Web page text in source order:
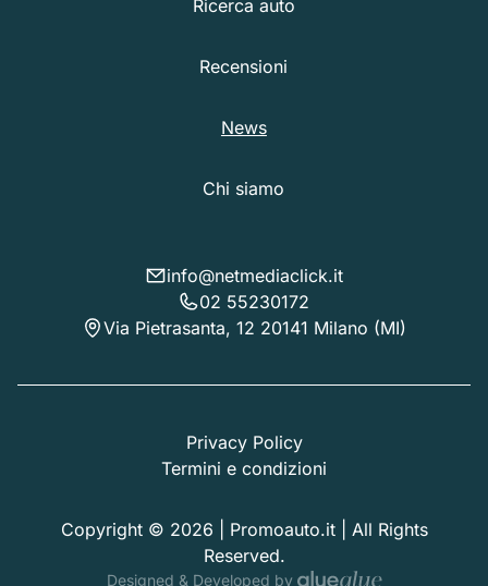
Ricerca auto
Recensioni
News
Chi siamo
info@netmediaclick.it
02 55230172
Via Pietrasanta, 12 20141 Milano (MI)
Privacy Policy
Termini e condizioni
Copyright © 2026 | Promoauto.it | All Rights
Reserved.
Designed & Developed by